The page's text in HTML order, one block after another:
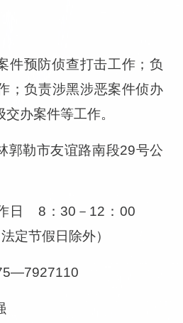
件预防侦查打击工作；负
；负责涉黑涉恶案件侦办
办案件等工作。
郭勒市友谊路南段29号公
作日 8：30－12：00
定节假日除外）